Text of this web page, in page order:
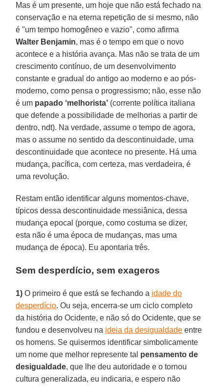
Mas é um presente, um hoje que não está fechado na
conservação e na eterna repetição de si mesmo, não
é "um tempo homogêneo e vazio", como afirma
Walter Benjamin, mas é o tempo em que o novo
acontece e a história avança. Mas não se trata de um
crescimento contínuo, de um desenvolvimento
constante e gradual do antigo ao moderno e ao pós-
moderno, como pensa o progressismo; não, esse não
é um papado ‘melhorista’ (corrente política italiana
que defende a possibilidade de melhorias a partir de
dentro, ndt). Na verdade, assume o tempo de agora,
mas o assume no sentido da descontinuidade, uma
descontinuidade que acontece no presente. Há uma
mudança, pacífica, com certeza, mas verdadeira, é
uma revolução.
Restam então identificar alguns momentos-chave,
típicos dessa descontinuidade messiânica, dessa
mudança epocal (porque, como costuma se dizer,
esta não é uma época de mudanças, mas uma
mudança de época). Eu apontaria três.
Sem desperdício, sem exageros
1) O primeiro é que está se fechando a idade do
desperdício. Ou seja, encerra-se um ciclo completo
da história do Ocidente, e não só do Ocidente, que se
fundou e desenvolveu na ideia da desigualdade entre
os homens. Se quisermos identificar simbolicamente
um nome que melhor represente tal pensamento de
desigualdade, que lhe deu autoridade e o tornou
cultura generalizada, eu indicaria, e espero não